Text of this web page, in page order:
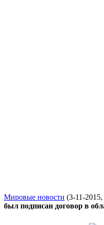
Мировые новости (3-11-
был подписан договор в